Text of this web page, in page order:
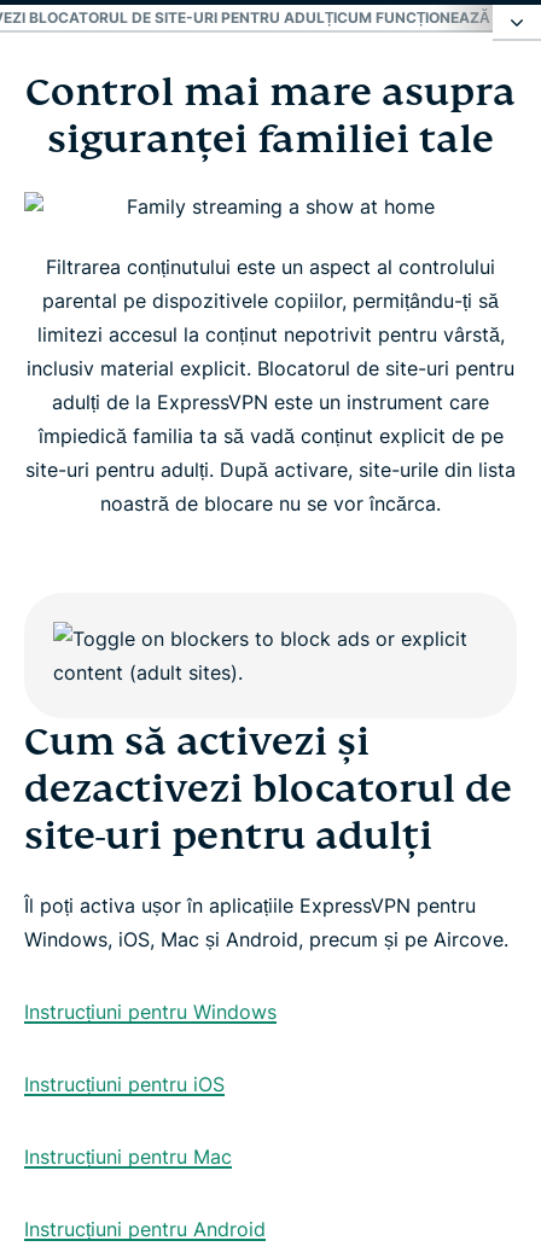
BLOCATORUL DE SITE-URI PENTRU ADULȚICUM FUNCȚIONEAZĂ
Control mai mare asupra siguranței familiei tale
Cum să activezi și dezactivezi blocatorul de site-
uri pentru adulți
Cum funcționează blocatorul de site-uri pentru
adulți de la ExpressVPN?
Întrebări frecvente
Control mai mare asupra
siguranței familiei tale
Filtrarea conținutului este un aspect al controlului
parental pe dispozitivele copiilor, permițându-ți să
limitezi accesul la conținut nepotrivit pentru vârstă,
inclusiv material explicit. Blocatorul de site-uri pentru
adulți de la ExpressVPN este un instrument care
împiedică familia ta să vadă conținut explicit de pe
site-uri pentru adulți. După activare, site-urile din lista
noastră de blocare nu se vor încărca.
Cum să activezi și
dezactivezi blocatorul de
site-uri pentru adulți
Îl poți activa ușor în aplicațiile ExpressVPN pentru
Windows, iOS, Mac și Android, precum și pe Aircove.
Instrucțiuni pentru Windows
Instrucțiuni pentru iOS
Instrucțiuni pentru Mac
Instrucțiuni pentru Android